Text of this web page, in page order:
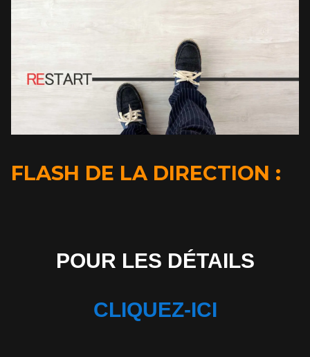
FLASH DE LA DIRECTION :
POUR LES DÉTAILS
CLIQUEZ-ICI